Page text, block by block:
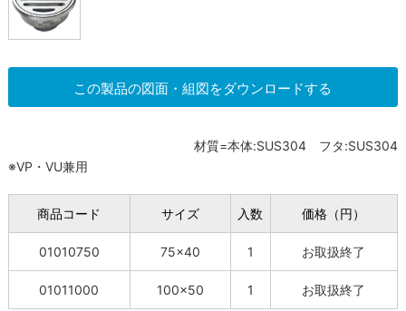
この製品の図面・組図をダウンロードする
材質=本体:SUS304 フタ:SUS304
※VP・VU兼用
商品コード サイズ 入数 価格（円）
01010750 75×40 1 お取扱終了
01011000 100×50 1 お取扱終了